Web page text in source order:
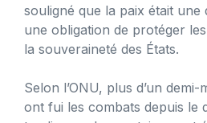
souligné que la paix était une
une obligation de protéger
la souveraineté des États.
Selon l’ONU, plus d’un
ont fui les combats depuis le